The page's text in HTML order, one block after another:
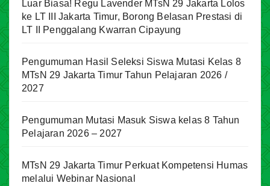
Luar Biasa! Regu Lavender MTsN 29 Jakarta Lolos
ke LT III Jakarta Timur, Borong Belasan Prestasi di
LT II Penggalang Kwarran Cipayung
Pengumuman Hasil Seleksi Siswa Mutasi Kelas 8
MTsN 29 Jakarta Timur Tahun Pelajaran 2026 /
2027
Pengumuman Mutasi Masuk Siswa kelas 8 Tahun
Pelajaran 2026 – 2027
MTsN 29 Jakarta Timur Perkuat Kompetensi Humas
melalui Webinar Nasional